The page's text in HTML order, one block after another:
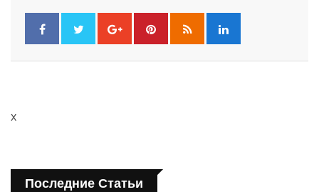
x
Последние Статьи